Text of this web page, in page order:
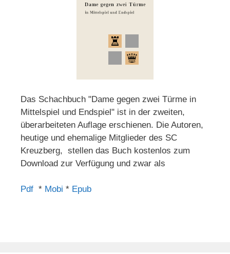
Das Schachbuch "Dame gegen zwei Türme in
Mittelspiel und Endspiel" ist in der zweiten,
überarbeiteten Auflage erschienen. Die Autoren,
heutige und ehemalige Mitglieder des SC
Kreuzberg, stellen das Buch kostenlos zum
Download zur Verfügung und zwar als
Pdf * Mobi * Epub